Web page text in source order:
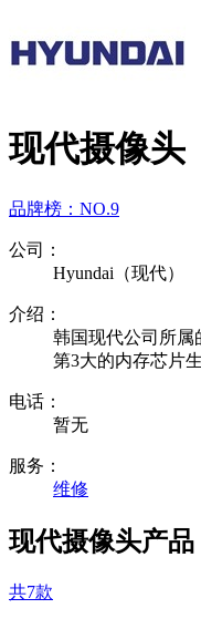
现代摄像头
品牌榜： NO.9
公司：
Hyundai（现代）
介绍：
韩国现代公司所
第3大的内存芯片
电话：
暂无
服务：
维修
现代摄像头产品
共7款